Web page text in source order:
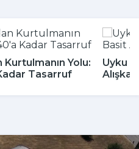
Kurtulmanın Yolu:
Tasarruf
Uyku